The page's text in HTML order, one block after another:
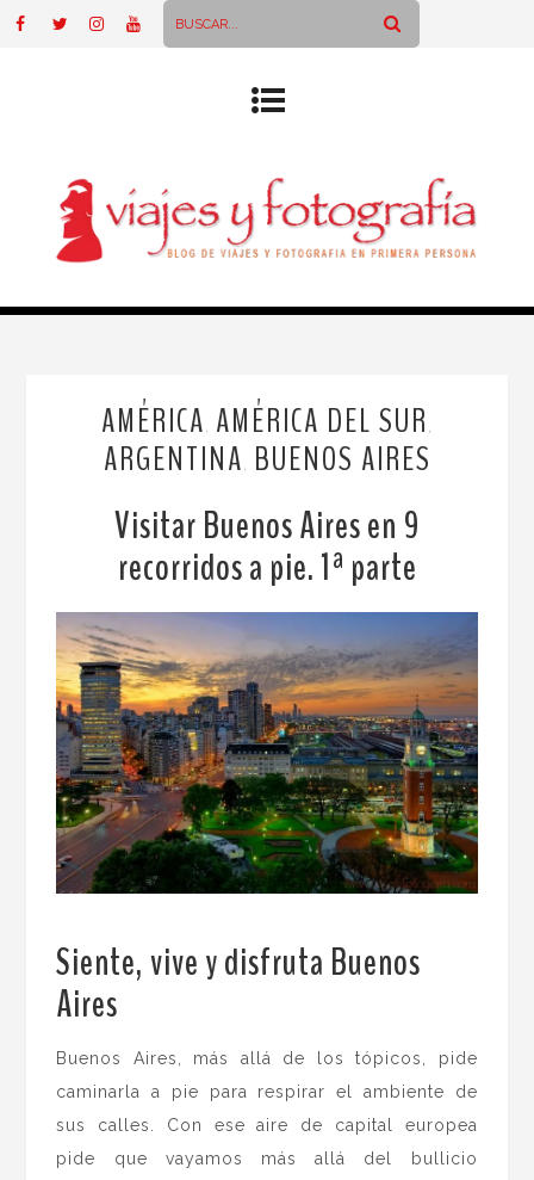
AMÉRICA AMÉRICA DEL SUR
ARGENTINA BUENOS AIRES
Visitar Buenos Aires en 9
recorridos a pie. 1ª parte
Siente, vive y disfruta Buenos
Aires
Buenos Aires, más allá de los tópicos, pide
caminarla a pie para respirar el ambiente de
sus calles. Con ese aire de capital europea
pide que vayamos más allá del bullicio